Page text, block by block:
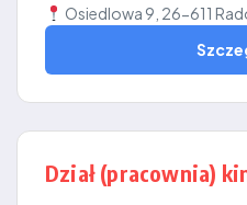
Osiedlowa 9, 26-611
Dział (pracownia)